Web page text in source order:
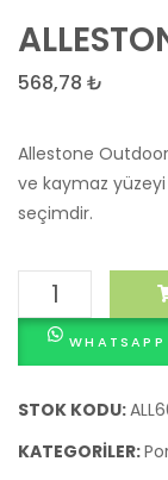
568,78 ₺
Allestone Outdoor
ve kaymaz yüzeyi
seçimdir.
ALLESTONE
OUTDOOR
adet
STOK KODU:
KATEGORILER: